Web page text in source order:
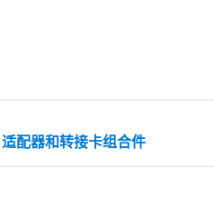
配器和转接卡组合件